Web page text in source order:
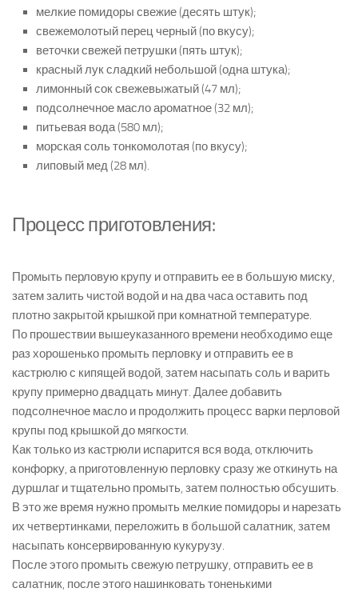
мелкие помидоры свежие (десять штук);
свежемолотый перец черный (по вкусу);
веточки свежей петрушки (пять штук);
красный лук сладкий небольшой (одна штука);
лимонный сок свежевыжатый (47 мл);
подсолнечное масло ароматное (32 мл);
питьевая вода (580 мл);
морская соль тонкомолотая (по вкусу);
липовый мед (28 мл).
Процесс приготовления:
Промыть перловую крупу и отправить ее в большую миску,
затем залить чистой водой и на два часа оставить под
плотно закрытой крышкой при комнатной температуре.
По прошествии вышеуказанного времени необходимо еще
раз хорошенько промыть перловку и отправить ее в
кастрюлю с кипящей водой, затем насыпать соль и варить
крупу примерно двадцать минут. Далее добавить
подсолнечное масло и продолжить процесс варки перловой
крупы под крышкой до мягкости.
Как только из кастрюли испарится вся вода, отключить
конфорку, а приготовленную перловку сразу же откинуть на
дуршлаг и тщательно промыть, затем полностью обсушить.
В это же время нужно промыть мелкие помидоры и нарезать
их четвертинками, переложить в большой салатник, затем
насыпать консервированную кукурузу.
После этого промыть свежую петрушку, отправить ее в
салатник, после этого нашинковать тоненькими